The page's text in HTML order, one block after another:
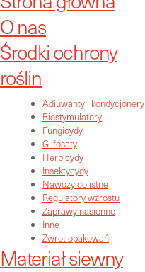
O nas
Środki ochrony
roślin
Adiuwanty i kondycjonery
Biostymulatory
Fungicydy
Glifosaty
Herbicydy
Insektycydy
Nawozy dolistne
Regulatory wzrostu
Zaprawy nasienne
Inne
Zwrot opakowań
Materiał siewny